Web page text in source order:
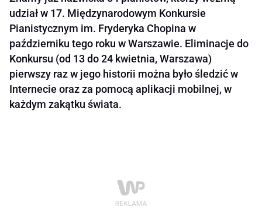
udział w 17. Międzynarodowym Konkursie
Pianistycznym im. Fryderyka Chopina w
październiku tego roku w Warszawie. Eliminacje do
Konkursu (od 13 do 24 kwietnia, Warszawa)
pierwszy raz w jego historii można było śledzić w
Internecie oraz za pomocą aplikacji mobilnej, w
każdym zakątku świata.